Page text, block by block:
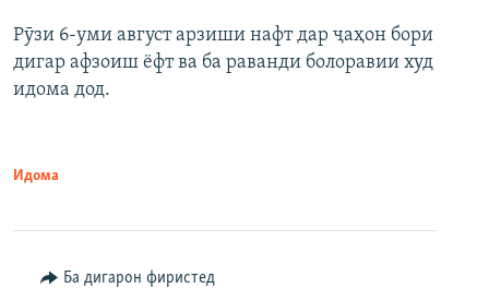
Рӯзи 6-уми август арзиши нафт дар ҷаҳон бори
дигар афзоиш ёфт ва ба раванди болоравии худ
идома дод.
Идома
Ба дигарон фиристед